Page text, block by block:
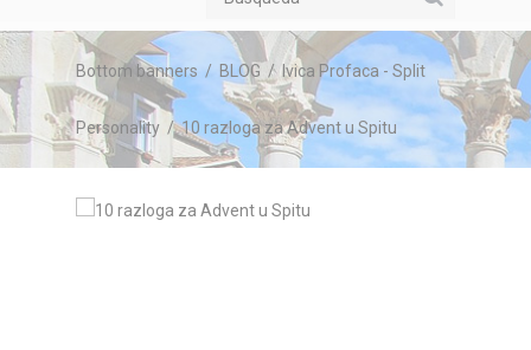
Bottom banners / BLOG / Ivica Profaca - Split
Personality /10 razloga za Advent u Spitu